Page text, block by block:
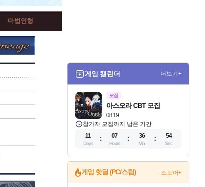
마법인형
게임 캘린더 더보기+
모집
08.19
아스오라 CBT 모집
참가자 모집까지 남은 기간
11
Days
07
Hours
36
Min
53
Sec
게임 핫딜 (PC/스팀) 스토어+